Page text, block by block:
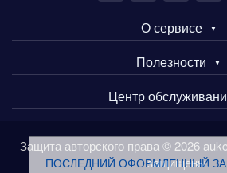
ПОСЛЕДНИЙ ОФОРМЛЕННЫЙ
О сервисе
Полезности
Центр
Защита авторского права © 2026
защищены.